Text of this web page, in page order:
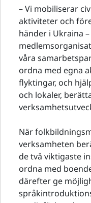
– Vi mobiliserar
aktiviteter och
händer i Ukraina
våra
ordna med egna
flyktingar, och
och lokaler,
När
verksamheten
de två viktigaste
ordna med
därefter ge